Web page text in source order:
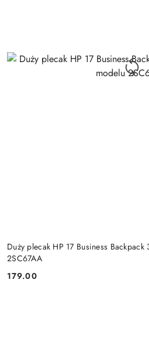
Duży plecak HP 17 Business
2SC67AA
Cena:
179.00